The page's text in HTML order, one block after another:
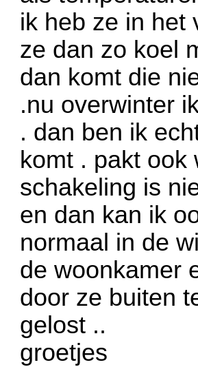
ik heb ze in het
ze dan zo koel
dan komt die
.nu overwinter
. dan ben ik
komt . pakt ook
schakeling is
en dan kan ik
normaal in de
de woonkamer
door ze buiten
gelost ..
groetjes